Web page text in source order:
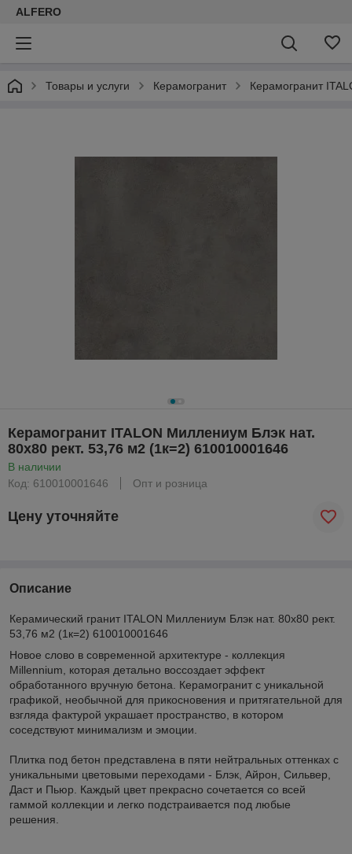
ALFERO
Товары и услуги Керамогранит Керамогранит
Керамогранит ITALON Миллениум Блэк нат.
80x80 рект. 53,76 м2 (1к=2) 610010001646
В наличии
Код: 610010001646
Опт и розница
Цену уточняйте
Описание
Керамический гранит ITALON Миллениум Блэк нат. 80x80 рект.
53,76 м2 (1к=2) 610010001646
Новое слово в современной архитектуре - коллекция
Millennium, которая детально воссоздает эффект
обработанного вручную бетона. Керамогранит с уникальной
графикой, необычной для прикосновения и притягательной для
взгляда фактурой украшает пространство, в котором
соседствуют минимализм и эмоции.
Плитка под бетон представлена в пяти нейтральных оттенках с
уникальными цветовыми переходами - Блэк, Айрон, Сильвер,
Даст и Пьюр. Каждый цвет прекрасно сочетается со всей
гаммой коллекции и легко подстраивается под любые
решения.